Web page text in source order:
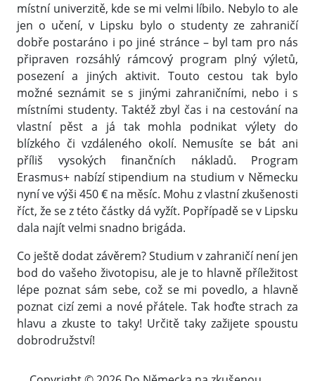
místní univerzitě, kde se mi velmi líbilo. Nebylo to ale
jen o učení, v Lipsku bylo o studenty ze zahraničí
dobře postaráno i po jiné stránce – byl tam pro nás
připraven rozsáhlý rámcový program plný výletů,
posezení a jiných aktivit. Touto cestou tak bylo
možné seznámit se s jinými zahraničními, nebo i s
místními studenty. Taktéž zbyl čas i na cestování na
vlastní pěst a já tak mohla podnikat výlety do
blízkého či vzdáleného okolí. Nemusíte se bát ani
příliš vysokých finančních nákladů. Program
Erasmus+ nabízí stipendium na studium v Německu
nyní ve výši 450 € na měsíc. Mohu z vlastní zkušenosti
říct, že se z této částky dá vyžít. Popřípadě se v Lipsku
dala najít velmi snadno brigáda.
Co ještě dodat závěrem? Studium v zahraničí není jen
bod do vašeho životopisu, ale je to hlavně příležitost
lépe poznat sám sebe, což se mi povedlo, a hlavně
poznat cizí zemi a nové přátele. Tak hoďte strach za
hlavu a zkuste to taky! Určitě taky zažijete spoustu
dobrodružství!